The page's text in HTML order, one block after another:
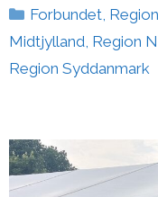
Kategorier
Forbundet
Midtjylland Region
Region Syddanmark